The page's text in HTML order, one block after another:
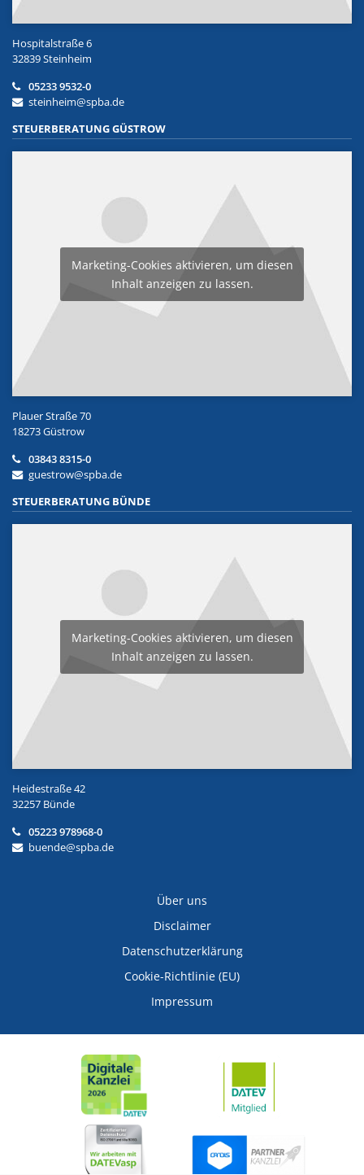
Hospitalstraße 6
32839 Steinheim
05233 9532-0
steinheim@spba.de
STEUERBERATUNG GÜSTROW
Marketing-Cookies aktivieren, um diesen
Inhalt anzeigen zu lassen.
Plauer Straße 70
18273 Güstrow
03843 8315-0
guestrow@spba.de
STEUERBERATUNG BÜNDE
Marketing-Cookies aktivieren, um diesen
Inhalt anzeigen zu lassen.
Heidestraße 42
32257 Bünde
05223 978968-0
buende@spba.de
Über uns
Disclaimer
Datenschutzerklärung
Cookie-Richtlinie (EU)
Impressum